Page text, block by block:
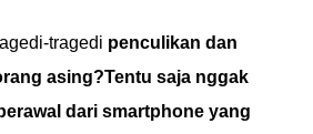
tragedi penculikan dan
asing?Tentu saja nggak
dari smartphone yang